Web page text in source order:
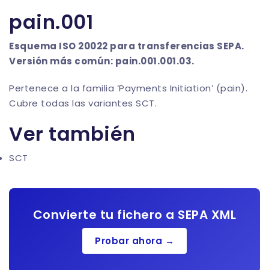
pain.001
Esquema ISO 20022 para transferencias SEPA.
Versión más común: pain.001.001.03.
Pertenece a la familia ‘Payments Initiation’ (pain).
Cubre todas las variantes SCT.
Ver también
SCT
Convierte tu fichero a SEPA XML
Probar ahora →